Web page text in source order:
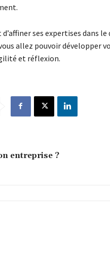
ses expertises dans
allez pouvoir développer
et réflexion.
entreprise ?